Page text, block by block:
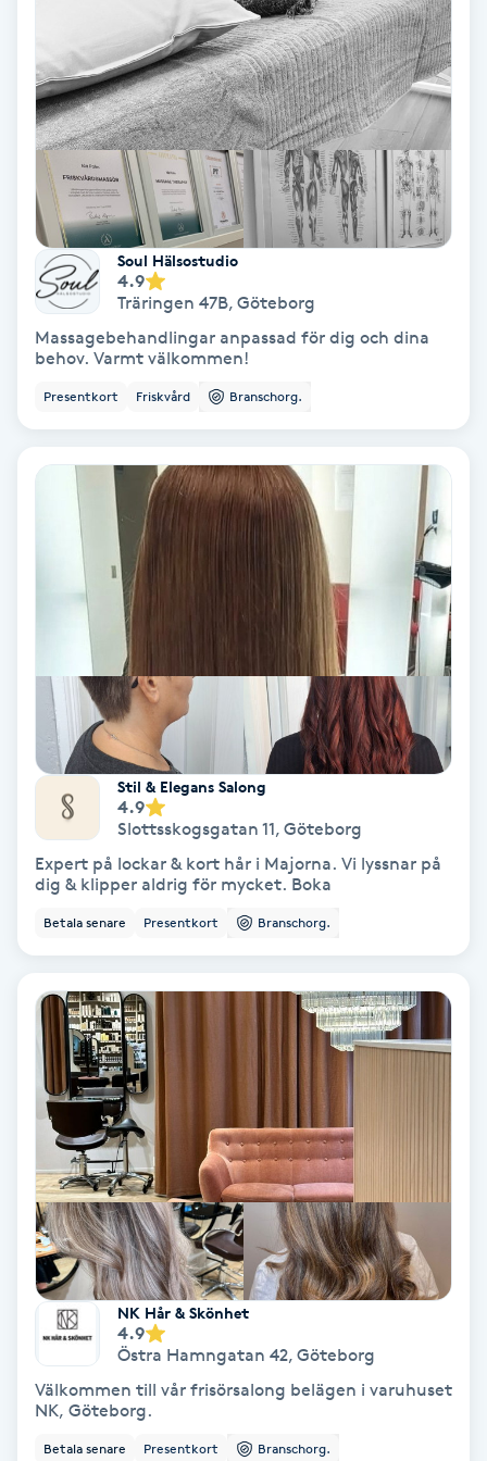
Keratinbehandling
Kinesiologi
Kinesisk medicin
Kiropraktik
Klangmassage
Klippning
Klippning & Slingor
Klippning ungdom
Koppningsmassage
Kosmetisk tatuering
Kostrådgivning
Kroppsinpackning
Kroppspeeling
Käkledsbehandling
Kärlbehandling
Lashlift Keratin
LED-ljusterapi
Liktornar
LPG
LPG-behandling
LPG-massage
Luggklippning
Soul Hälsostudio
4.9
Träringen 47B, Göteborg
Massagebehandlingar anpassad för dig och dina
behov. Varmt välkommen!
Presentkort Friskvård Branschorg.
Stil & Elegans Salong
4.9
Slottsskogsgatan 11, Göteborg
Expert på lockar & kort hår i Majorna. Vi lyssnar på
dig & klipper aldrig för mycket. Boka
Betala senare Presentkort Branschorg.
NK Hår & Skönhet
4.9
Östra Hamngatan 42, Göteborg
Välkommen till vår frisörsalong belägen i varuhuset
NK, Göteborg.
Betala senare Presentkort Branschorg.